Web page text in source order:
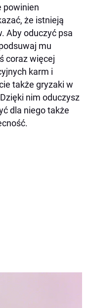
powinien
że istnieją
Aby oduczyć psa
mu
coraz więcej
karm i
także gryzaki w
nim oduczysz
dla niego także